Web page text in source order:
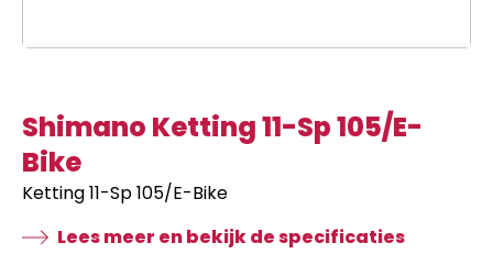
Shimano Ketting 11-Sp 105/E-
Bike
Ketting 11-Sp 105/E-Bike
Lees meer en bekijk de specificaties